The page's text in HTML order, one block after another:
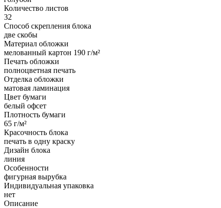
Количество листов
32
Способ скрепления блока
две скобы
Материал обложки
мелованный картон 190 г/м²
Печать обложки
полноцветная печать
Отделка обложки
матовая ламинация
Цвет бумаги
белый офсет
Плотность бумаги
65 г/м²
Красочность блока
печать в одну краску
Дизайн блока
линия
Особенности
фигурная вырубка
Индивидуальная упаковка
нет
Описание